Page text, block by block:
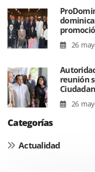
26
reunión
26
Categorías
Actualidad